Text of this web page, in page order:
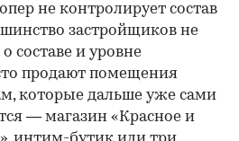
не контролирует состав
застройщиков не
составе и уровне
продают помещения
которые дальше уже сами
— магазин «Красное и